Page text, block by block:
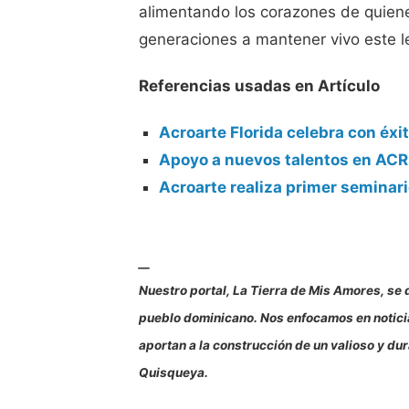
alimentando los corazones de
generaciones a mantener vivo este
Referencias usadas en Artículo
Acroarte Florida celebra con
Apoyo a nuevos talentos en
Acroarte realiza primer
Nuestro portal, La Tierra de Mis Amores,
pueblo dominicano. Nos enfocamos en
aportan a la construcción de un valioso y
Quisqueya.